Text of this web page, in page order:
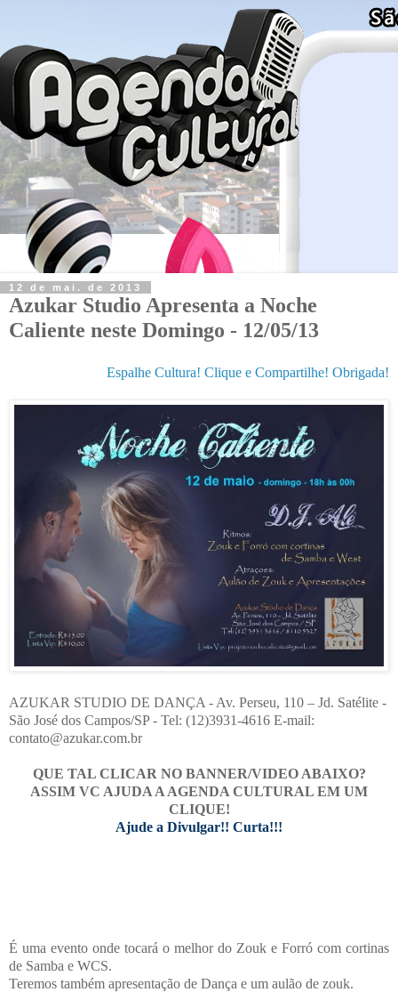
12 de mai. de 2013
Azukar Studio Apresenta a Noche
Caliente neste Domingo - 12/05/13
Espalhe Cultura! Clique e Compartilhe! Obrigada!
AZUKAR STUDIO DE DANÇA - Av. Perseu, 110 – Jd. Satélite -
São José dos Campos/SP - Tel: (12)3931-4616 E-mail:
contato@azukar.com.br
QUE TAL CLICAR NO BANNER/VIDEO ABAIXO?
ASSIM VC AJUDA A AGENDA CULTURAL EM UM
CLIQUE!
Ajude a Divulgar!! Curta!!!
É uma evento onde tocará o melhor do Zouk e Forró com cortinas
de Samba e WCS.
Teremos também apresentação de Dança e um aulão de zouk.